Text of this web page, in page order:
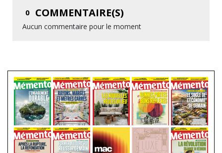
0 COMMENTAIRE(S)
Aucun commentaire pour le moment